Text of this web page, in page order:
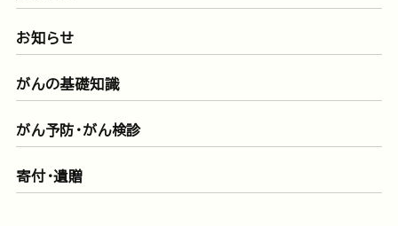
お知らせ
がんの基礎知識
がん予防・がん検診
寄付・遺贈